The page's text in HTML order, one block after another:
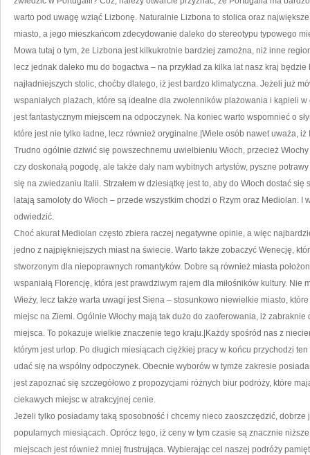
warto pod uwagę wziąć Lizbonę. Naturalnie Lizbona to stolica oraz
miasto, a jego mieszkańcom zdecydowanie daleko do stereotypu typowego
Mowa tutaj o tym, że Lizbona jest kilkukrotnie bardziej zamożna, niż inne
lecz jednak daleko mu do bogactwa – na przykład za kilka lat nasz kraj
najładniejszych stolic, choćby dlatego, iż jest bardzo klimatyczna. Jeżeli już
wspaniałych plażach, które są idealne dla zwolenników plażowania i kąpieli
jest fantastycznym miejscem na odpoczynek. Na koniec warto wspomnieć o
które jest nie tylko ładne, lecz również oryginalne.|Wiele osób nawet uważa,
Trudno ogólnie dziwić się powszechnemu uwielbieniu Włoch, przecież
czy doskonałą pogodę, ale także dały nam wybitnych artystów, pyszne
się na zwiedzaniu Italii. Strzałem w dziesiątkę jest to, aby do Włoch dostać
latają samoloty do Włoch – przede wszystkim chodzi o Rzym oraz Mediolan. I
odwiedzić.
Choć akurat Mediolan często zbiera raczej negatywne opinie, a więc
jedno z najpiękniejszych miast na świecie. Warto także zobaczyć Wenecję,
stworzonym dla niepoprawnych romantyków. Dobre są również miasta
wspaniałą Florencję, która jest prawdziwym rajem dla miłośników kultury. Nie
Wieży, lecz także warta uwagi jest Siena – stosunkowo niewielkie miasto,
miejsc na Ziemi. Ogólnie Włochy mają tak dużo do zaoferowania, iż
miejsca. To pokazuje wielkie znaczenie tego kraju.|Każdy spośród nas z
którym jest urlop. Po długich miesiącach ciężkiej pracy w końcu przychodzi
udać się na wspólny odpoczynek. Obecnie wyborów w tymże zakresie
jest zapoznać się szczegółowo z propozycjami różnych biur podróży, które
ciekawych miejsc w atrakcyjnej cenie.
Jeżeli tylko posiadamy taką sposobność i chcemy nieco zaoszczędzić,
popularnych miesiącach. Oprócz tego, iż ceny w tym czasie są znacznie
miejscach jest również mniej frustrująca. Wybierając cel naszej podróży